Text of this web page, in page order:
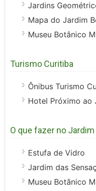
Jardins
Mapa do Jardim
Museu Botânico
Turismo Curitiba
Ônibus Turismo
Hotel Próximo ao
O que fazer no
Estufa de Vidro
Jardim das
Museu Botânico